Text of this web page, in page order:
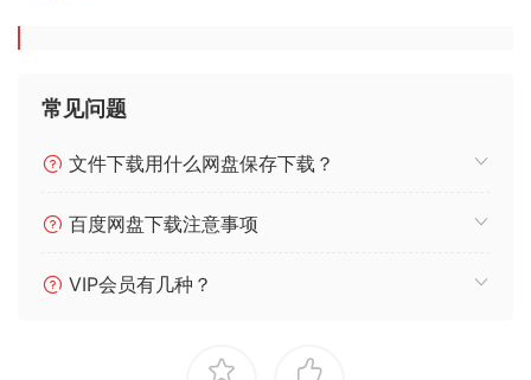
常见问题
文件下载用什么网盘保存下载？
百度网盘下载注意事项
VIP会员有几种？